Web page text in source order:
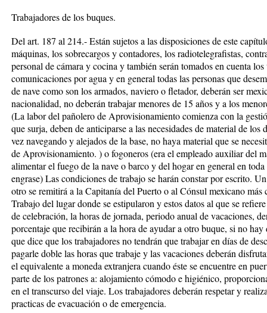
Trabajadores de los buques.
Del art. 187 al 214.- Están sujetos a las disposiciones de este
máquinas, los sobrecargos y contadores, los radiotelegrafistas,
personal de cámara y cocina y también serán tomados en cuenta
comunicaciones por agua y en general todas las personas que
de nave como son los armados, naviero o fletador, deberán ser
nacionalidad, no deberán trabajar menores de 15 años y a los
(La labor del pañolero de Aprovisionamiento comienza con la
que surja, deben de anticiparse a las necesidades de material de
vez navegando y alejados de la base, no haya material que se
de Aprovisionamiento. ) o fogoneros (era el empleado auxiliar del
alimentar el fuego de la nave o barco y del hogar en general en
engrase) Las condiciones de trabajo se harán constar por escrito.
otro se remitirá a la Capitanía del Puerto o al Cónsul mexicano
Trabajo del lugar donde se estipularon y estos datos al que se
de celebración, la horas de jornada, periodo anual de vacaciones,
porcentaje que recibirán a la hora de ayudar a otro buque, si no
que dice que los trabajadores no tendrán que trabajar en días de
pagarle doble las horas que trabaje y las vacaciones deberán
el equivalente a moneda extranjera cuando éste se encuentre en
parte de los patrones a: alojamiento cómodo e higiénico,
en el transcurso del viaje. Los trabajadores deberán respetar y
practicas de evacuación o de emergencia.